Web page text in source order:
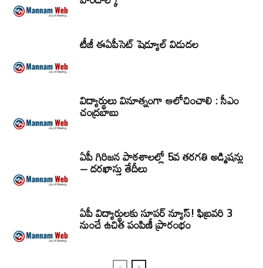
టీజీ ఈఏపీసెట్‌ షెడ్యూల్‌ విడుదల
విద్యార్థులు వినూత్నంగా ఆలోచించాలి : సీఎం
చంద్రబాబు
ఏపీ గిరిజన పాఠశాలల్లో 5వ తరగతి అడ్మిషన్లు
– దరఖాస్తు తేదీలు
ఏపీ విద్యార్థులకు సూపర్ న్యూస్! ఫిబ్రవరి 3
నుంచే ఉచిత పంపిణీ ప్రారంభం